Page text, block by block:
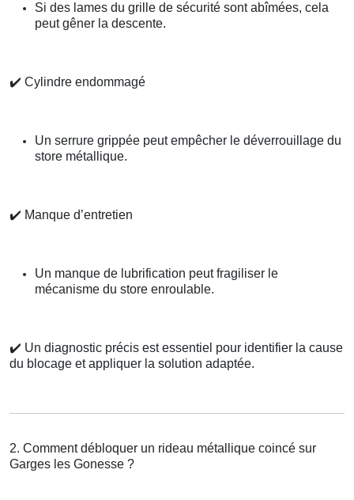
Si des lames du grille de sécurité sont abîmées, cela
peut gêner la descente.
✔️ Cylindre endommagé
Un serrure grippée peut empêcher le déverrouillage du
store métallique.
✔️ Manque d’entretien
Un manque de lubrification peut fragiliser le
mécanisme du store enroulable.
✔️ Un diagnostic précis est essentiel pour identifier la cause
du blocage et appliquer la solution adaptée.
2. Comment débloquer un rideau métallique coincé sur
Garges les Gonesse ?